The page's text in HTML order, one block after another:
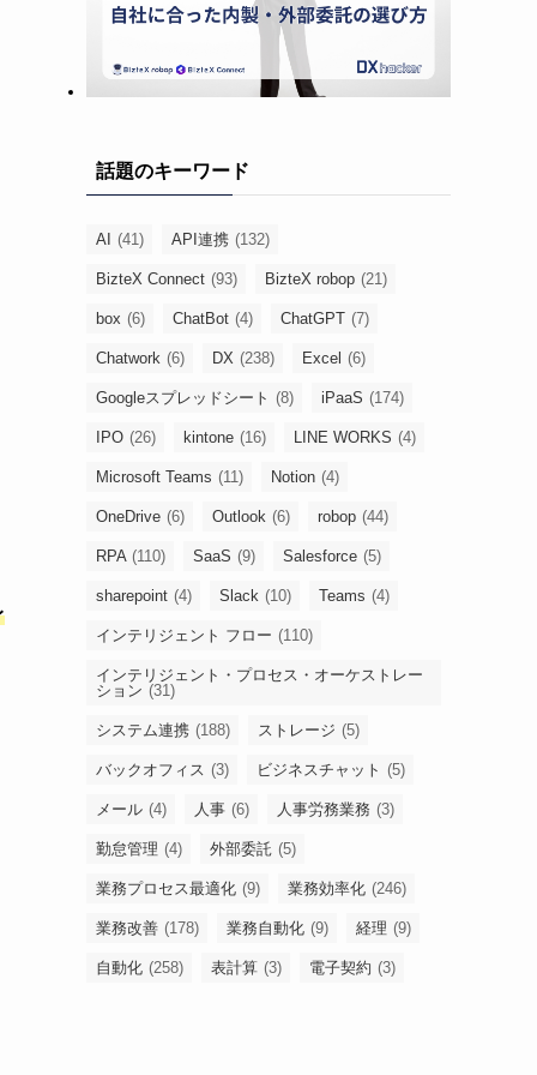
話題のキーワード
AI (41) API連携 (132)
BizteX Connect (93) BizteX robop (21)
box (6) ChatBot (4) ChatGPT (7)
Chatwork (6) DX (238) Excel (6)
Googleスプレッドシート (8) iPaaS (174)
IPO (26) kintone (16) LINE WORKS (4)
Microsoft Teams (11) Notion (4)
OneDrive (6) Outlook (6) robop (44)
RPA (110) SaaS (9) Salesforce (5)
sharepoint (4) Slack (10) Teams (4)
インテリジェント フロー (110)
インテリジェント・プロセス・オーケストレー
ション (31)
システム連携 (188) ストレージ (5)
バックオフィス (3) ビジネスチャット (5)
メール (4) 人事 (6) 人事労務業務 (3)
勤怠管理 (4) 外部委託 (5)
業務プロセス最適化 (9) 業務効率化 (246)
業務改善 (178) 業務自動化 (9) 経理 (9)
自動化 (258) 表計算 (3) 電子契約 (3)